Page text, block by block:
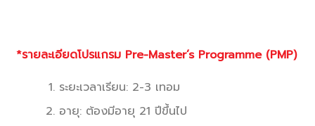
*รายละเอียดโปรแกรม Pre-Master’s Programme (PMP)
ระยะเวลาเรียน: 2-3 เทอม
อายุ: ต้องมีอายุ 21 ปีขึ้นไป